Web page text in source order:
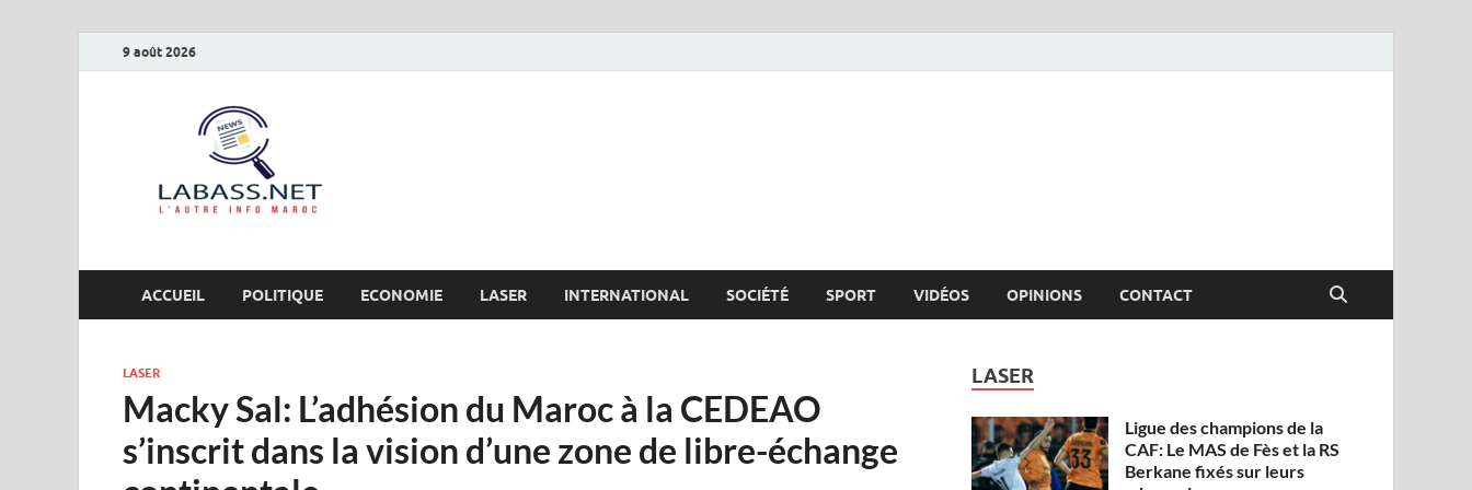
9 août 2026
ACCUEIL POLITIQUE ECONOMIE LASER INTERNATIONAL SOCIÉTÉ SPORT VIDÉOS OPINIONS CONTACT
LASER
Macky Sal: L’adhésion du Maroc à la CEDEAO
s’inscrit dans la vision d’une zone de libre-échange
LASER
Ligue des champions de la
CAF: Le MAS de Fès et la RS
Berkane fixés sur leurs